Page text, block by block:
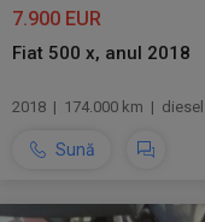
7.900 EUR
Fiat 500 x, anul 2018
2018 | 174.000 km | diesel
Sună